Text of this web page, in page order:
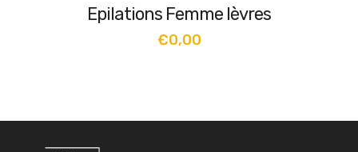
Epilations Femme lèvres
€0,00